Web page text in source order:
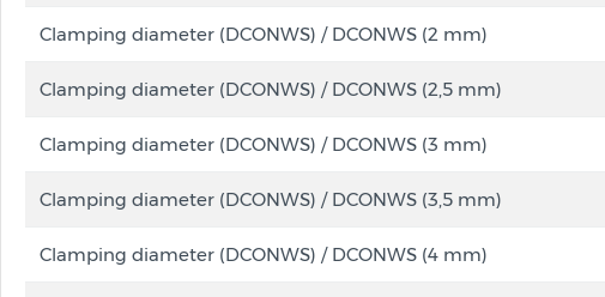
Clamping diameter (DCONWS) / DCONWS (2 mm)
Clamping diameter (DCONWS) / DCONWS (2,5 mm)
Clamping diameter (DCONWS) / DCONWS (3 mm)
Clamping diameter (DCONWS) / DCONWS (3,5 mm)
Clamping diameter (DCONWS) / DCONWS (4 mm)